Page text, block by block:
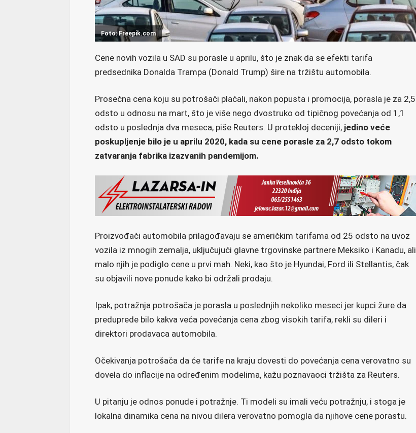
Foto: Freepik.com
Cene novih vozila u SAD su porasle u aprilu, što je znak da se efekti tarifa
predsednika Donalda Trampa (Donald Trump) šire na tržištu automobila.
Prosečna cena koju su potrošači plaćali, nakon popusta i promocija, porasla je za 2,5
odsto u odnosu na mart, što je više nego dvostruko od tipičnog povećanja od 1,1
odsto u poslednja dva meseca, piše Reuters. U protekloj deceniji, jedino veće
poskupljenje bilo je u aprilu 2020, kada su cene porasle za 2,7 odsto tokom
zatvaranja fabrika izazvanih pandemijom.
Proizvođači automobila prilagođavaju se američkim tarifama od 25 odsto na uvoz
vozila iz mnogih zemalja, uključujući glavne trgovinske partnere Meksiko i Kanadu, ali
malo njih je podiglo cene u prvi mah. Neki, kao što je Hyundai, Ford ili Stellantis, čak
su objavili nove ponude kako bi održali prodaju.
Ipak, potražnja potrošača je porasla u poslednjih nekoliko meseci jer kupci žure da
preduprede bilo kakva veća povećanja cena zbog visokih tarifa, rekli su dileri i
direktori prodavaca automobila.
Očekivanja potrošača da će tarife na kraju dovesti do povećanja cena verovatno su
dovela do inflacije na određenim modelima, kažu poznavaoci tržišta za Reuters.
U pitanju je odnos ponude i potražnje. Ti modeli su imali veću potražnju, i stoga je
lokalna dinamika cena na nivou dilera verovatno pomogla da njihove cene porastu.